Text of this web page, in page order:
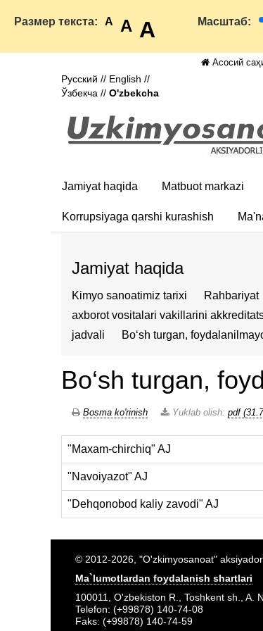
Размер текста: A A A Масштаб:
Асосий
Русский // English //
Ўзбекча // O'zbekcha
Jamiyat haqida Matbuot markazi
Korrupsiyaga qarshi kurashish
Jamiyat haqida
Kimyo sanoatimiz tarixi Rahbariyat
axborot vositalari vakillarini
jadvali
Bo‘sh turgan,
Bo‘sh turgan,
Bosma ko'rinish Yuklab olish: pdf
"Maxam-chirchiq" AJ
"Navoiyazot" AJ
"Dehqonobod kaliy zavodi" AJ
© 2012-2026, "O'zkimyosanoat"
Ma`lumotlardan foydalanish shartlari
100011, O'zbekiston R., Toshkent sh., A.
Telefon: (+99878) 140-74-08
Faks: (+99878) 140-74-59